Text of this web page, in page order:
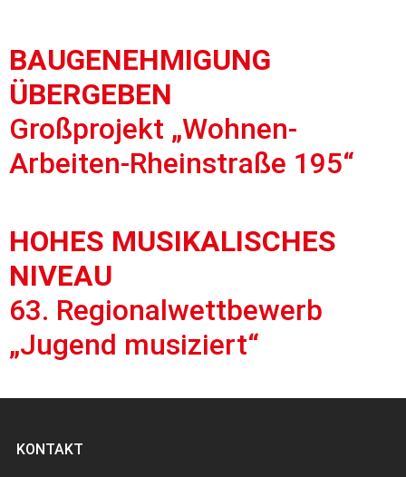
BAUGENEHMIGUNG
ÜBERGEBEN
Großprojekt „Wohnen-
Arbeiten-Rheinstraße 195“
HOHES MUSIKALISCHES
NIVEAU
63. Regionalwettbewerb
„Jugend musiziert“
KONTAKT